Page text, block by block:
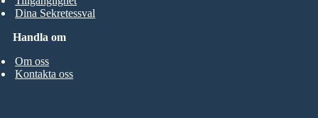
Handla om
Om oss
Kontakta oss
Dina Sekretessval